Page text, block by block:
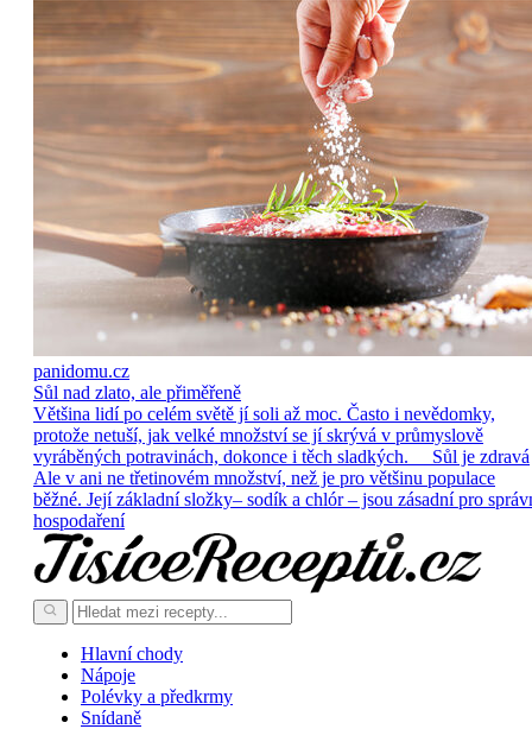
panidomu.cz
Sůl nad zlato, ale přiměřeně
Většina lidí po celém světě jí soli až moc. Často i nevědomky,
protože netuší, jak velké množství se jí skrývá v průmyslově
vyráběných potravinách, dokonce i těch sladkých. Sůl je zdravá
Ale v ani ne třetinovém množství, než je pro většinu populace
běžné. Její základní složky– sodík a chlór – jsou zásadní pro
hospodaření
Hlavní chody
Nápoje
Polévky a předkrmy
Snídaně